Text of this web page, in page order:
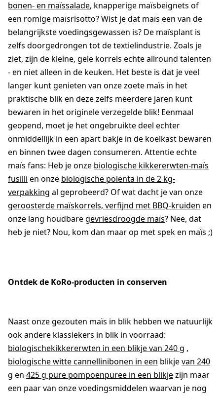
bonen- en maïssalade, knapperige maïsbeignets of
een romige maïsrisotto? Wist je dat maïs een van de
belangrijkste voedingsgewassen is? De maïsplant is
zelfs doorgedrongen tot de textielindustrie. Zoals je
ziet, zijn de kleine, gele korrels echte allround talenten
- en niet alleen in de keuken. Het beste is dat je veel
langer kunt genieten van onze zoete maïs in het
praktische blik en deze zelfs meerdere jaren kunt
bewaren in het originele verzegelde blik! Eenmaal
geopend, moet je het ongebruikte deel echter
onmiddellijk in een apart bakje in de koelkast bewaren
en binnen twee dagen consumeren. Attentie echte
maïs fans: Heb je onze biologische kikkererwten-maïs
fusilli en onze biologische polenta in de 2 kg-
verpakking al geprobeerd? Of wat dacht je van onze
geroosterde maïskorrels, verfijnd met BBQ-kruiden en
onze lang houdbaregevriesdroogde maïs? Nee, dat
heb je niet? Nou, kom dan maar op met spek en maïs ;)
Ontdek de KoRo-producten in conserven
Naast onze gezouten maïs in blik hebben we natuurlijk
ook andere klassiekers in blik in voorraad:
biologischekikkererwten in een blikje van 240 g ,
biologische witte cannellinibonen in een blikjevan 240
g en 425 g pure pompoenpuree in een blikjezijn maar
een paar van onze voedingsmiddelen waarvan je nog